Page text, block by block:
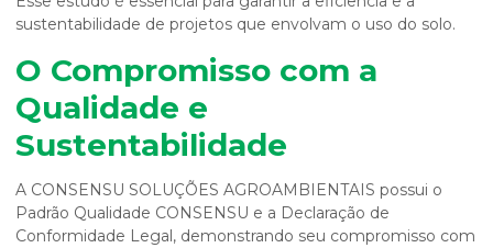
sustentabilidade de projetos que envolvam o uso do solo.
O Compromisso com a
Qualidade e
Sustentabilidade
A CONSENSU SOLUÇÕES AGROAMBIENTAIS possui o
Padrão Qualidade CONSENSU e a Declaração de
Conformidade Legal, demonstrando seu compromisso com